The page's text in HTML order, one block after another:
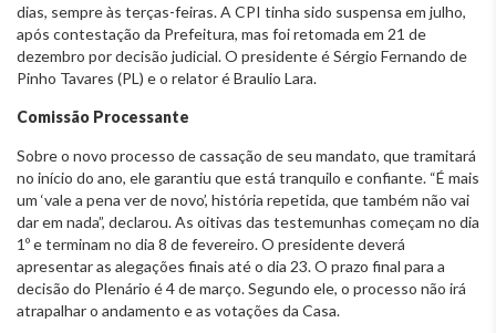
dias, sempre às terças-feiras. A CPI tinha sido suspensa em julho,
após contestação da Prefeitura, mas foi retomada em 21 de
dezembro por decisão judicial. O presidente é Sérgio Fernando de
Pinho Tavares (PL) e o relator é Braulio Lara.
Comissão Processante
Sobre o novo processo de cassação de seu mandato, que tramitará
no início do ano, ele garantiu que está tranquilo e confiante. “É mais
um ‘vale a pena ver de novo’, história repetida, que também não vai
dar em nada”, declarou. As oitivas das testemunhas começam no dia
1º e terminam no dia 8 de fevereiro. O presidente deverá
apresentar as alegações finais até o dia 23. O prazo final para a
decisão do Plenário é 4 de março. Segundo ele, o processo não irá
atrapalhar o andamento e as votações da Casa.